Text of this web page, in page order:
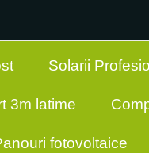
Solarii
3m latime
fotovoltaice